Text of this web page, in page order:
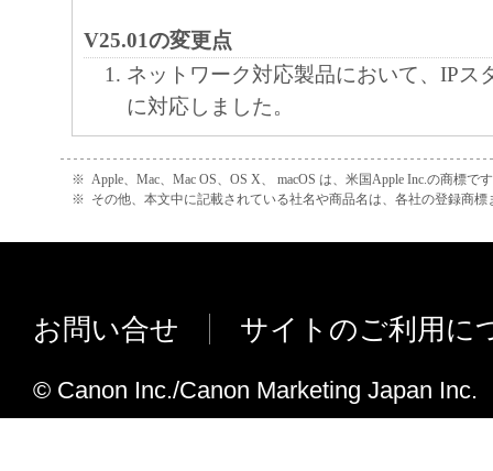
V25.01の変更点
ネットワーク対応製品において、IPス
に対応しました。
V24.02の変更点
無線LAN対応製品において、WPA (Wi-
V23.06の変更点
ファクス送信終了後、ファクスの送信
出力される直前に本体の電源をOFF/
クス送信時にまれに送信画像不良が発
※ Apple、Mac、Mac OS、OS X、 macOS は、米国Apple Inc.の商標で
※ その他、本文中に記載されている社名や商品名は、各社の登録商標
お問い合せ サイトのご利用に
© Canon Inc./Canon Marketing Japan Inc.